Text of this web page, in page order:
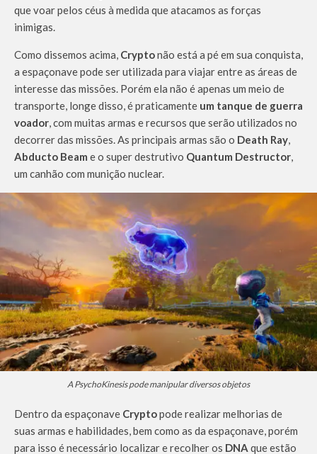
que voar pelos céus à medida que atacamos as forças
inimigas.
Como dissemos acima, Cryptonão está a pé em sua conquista,
a espaçonave pode ser utilizada para viajar entre as áreas de
interesse das missões. Porém ela não é apenas um meio de
transporte, longe disso, é praticamente um tanque de guerra
voador, com muitas armas e recursos que serão utilizados no
decorrer das missões. As principais armas são o Death Ray,
Abducto Beam e o super destrutivo Quantum Destructor,
um canhão com munição nuclear.
A PsychoKinesis pode manipular diversos objetos
Dentro da espaçonave Cryptopode realizar melhorias de
suas armas e habilidades, bem como as da espaçonave, porém
para isso é necessário localizar e recolher os DNA que estão